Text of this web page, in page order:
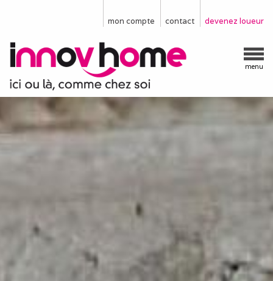
devenez loueur
contact
mon compte
menu